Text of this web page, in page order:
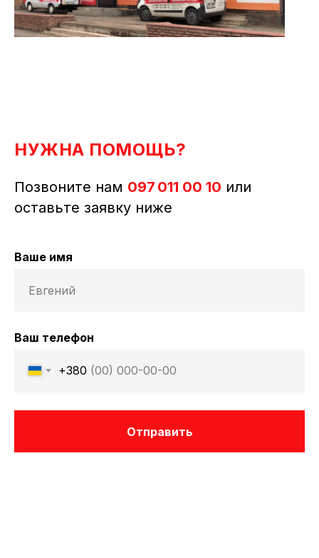
НУЖНА ПОМОЩЬ?
Позвоните нам 097 011 00 10 или
оставьте заявку ниже
Ваше имя
Ваш телефон
+380
Отправить